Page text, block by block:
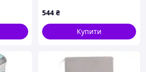
544 ₴
Купити